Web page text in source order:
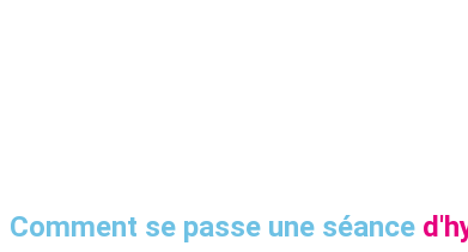
Comment se passe une séance